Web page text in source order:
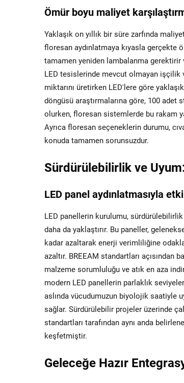
Ömür boyu maliyet
Yaklaşık on yıllık bir süre zarfında
floresan aydınlatmaya kıyasla gerçekte
tamamen yeniden lambalanma gerektirir
LED tesislerinde mevcut olmayan işçilik
miktarını üretirken LED'lere göre
döngüsü araştırmalarına göre, 100 adet
olurken, floresan sistemlerde bu rakam
Ayrıca floresan seçeneklerin durumu,
konuda tamamen sorunsuzdur.
Sürdürülebilirlik ve
LED panel aydınlatmasıyla
LED panellerin kurulumu,
daha da yaklaştırır. Bu paneller,
kadar azaltarak enerji verimliliğine
azaltır. BREEAM standartları açısından
malzeme sorumluluğu ve atık en aza
modern LED panellerin parlaklık
aslında vücudumuzun biyolojik saatiyle
sağlar. Sürdürülebilir projeler üzerinde
standartları tarafından aynı anda
keşfetmiştir.
Geleceğe Hazır